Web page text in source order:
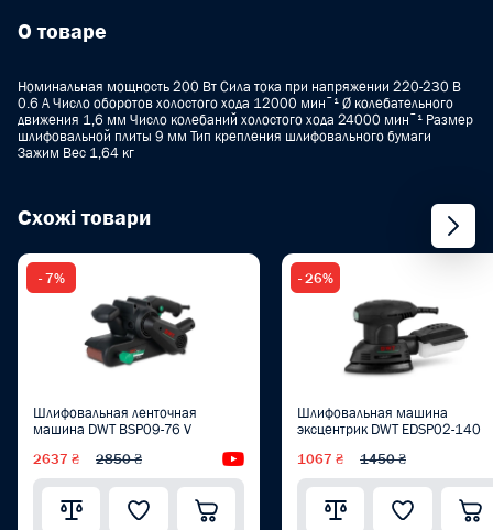
О товаре
Номинальная мощность 200 Вт Сила тока при напряжении 220-230 В
0.6 A Число оборотов холостого хода 12000 минˉ¹ Ø колебательного
движения 1,6 мм Число колебаний холостого хода 24000 минˉ¹ Размер
шлифовальной плиты 9 мм Тип крепления шлифовального бумаги
Зажим Вес 1,64 кг
Схожі товари
- 7%
Шлифовальная ленточная
машина DWT BSP09-76 V
2637 ₴ 2850 ₴ Видеообзор
- 26%
Шлифовальная машина
эксцентрик DWT EDSP02-140
1067 ₴ 1450 ₴